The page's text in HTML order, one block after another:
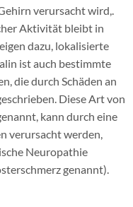
verursacht wird,.
Aktivität bleibt in
dazu, lokalisierte
ist auch bestimmte
die durch Schäden an
Diese Art von
kann durch eine
verursacht werden,
Neuropathie
genannt).